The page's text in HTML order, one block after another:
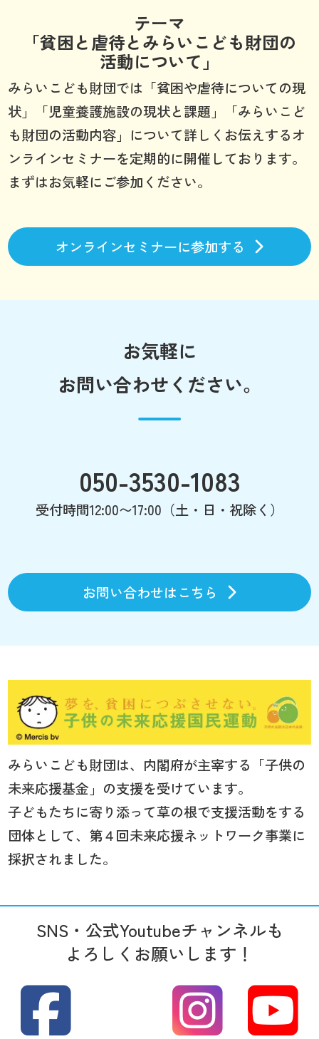
テーマ
「貧困と虐待とみらいこども財団の
活動について」
みらいこども財団では「貧困や虐待についての現
状」「児童養護施設の現状と課題」「みらいこど
も財団の活動内容」について詳しくお伝えするオ
ンラインセミナーを定期的に開催しております。
まずはお気軽にご参加ください。
オンラインセミナーに参加する
お気軽に
お問い合わせください。
050-3530-1083
受付時間12:00〜17:00（土・日・祝除く）
お問い合わせはこちら
みらいこども財団は、内閣府が主宰する「子供の
未来応援基金」の支援を受けています。
子どもたちに寄り添って草の根で支援活動をする
団体として、第４回未来応援ネットワーク事業に
採択されました。
SNS・公式Youtubeチャンネルも
よろしくお願いします！